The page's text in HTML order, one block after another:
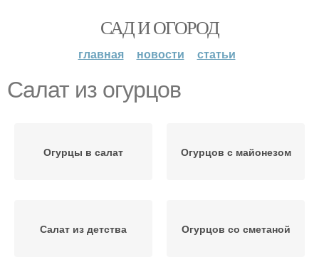
САД И ОГОРОД
главная новости статьи
Салат из огурцов
Огурцы в салат Огурцов с майонезом
Салат из детства Огурцов со сметаной